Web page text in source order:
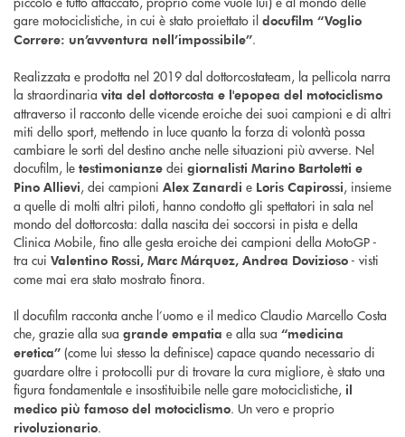
gare motociclistiche, in cui è stato proiettato il docufilm “Voglio
Correre: un’avventura nell’impossibile”.
Realizzata e prodotta nel 2019 dal dottorcostateam, la pellicola narra
la straordinaria vita del dottorcosta e l'epopea del motociclismo
attraverso il racconto delle vicende eroiche dei suoi campioni e di altri
miti dello sport, mettendo in luce quanto la forza di volontà possa
cambiare le sorti del destino anche nelle situazioni più avverse. Nel
docufilm, le testimonianze dei giornalisti Marino Bartoletti e
Pino Allievi, dei campioni Alex Zanardi e Loris Capirossi, insieme
a quelle di molti altri piloti, hanno condotto gli spettatori in sala nel
mondo del dottorcosta: dalla nascita dei soccorsi in pista e della
Clinica Mobile, fino alle gesta eroiche dei campioni della MotoGP -
tra cui Valentino Rossi, Marc Márquez, Andrea Dovizioso- visti
come mai era stato mostrato finora.
Il docufilm racconta anche l’uomo e il medico Claudio Marcello Costa
che, grazie alla sua grande empatia e alla sua “medicina
eretica” (come lui stesso la definisce) capace quando necessario di
guardare oltre i protocolli pur di trovare la cura migliore, è stato una
figura fondamentale e insostituibile nelle gare motociclistiche, il
medico più famoso del motociclismo. Un vero e proprio
rivoluzionario.